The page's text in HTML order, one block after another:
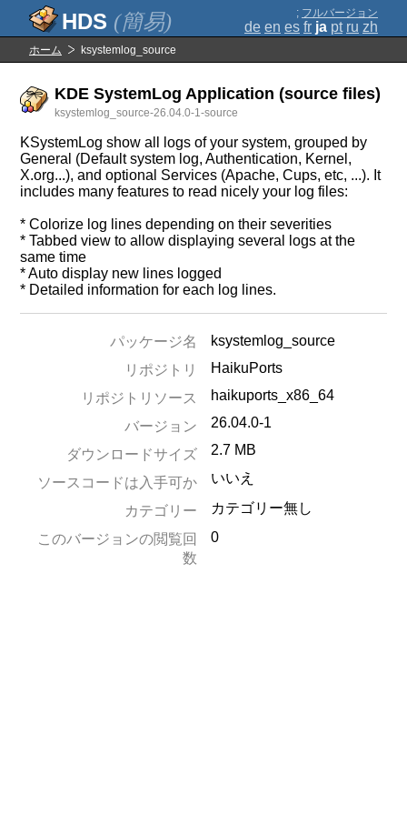
(簡易) ; フルバージョン
de en es fr ja pt ru zh
ホーム ksystemlog_source
KDE SystemLog Application (source files)
ksystemlog_source-26.04.0-1-source
KSystemLog show all logs of your system, grouped by
General (Default system log, Authentication, Kernel,
X.org...), and optional Services (Apache, Cups, etc, ...). It
includes many features to read nicely your log files:
* Colorize log lines depending on their severities
* Tabbed view to allow displaying several logs at the
same time
* Auto display new lines logged
* Detailed information for each log lines.
パッケージ名
ksystemlog_source
リポジトリ
HaikuPorts
リポジトリソース
haikuports_x86_64
バージョン
26.04.0-1
ダウンロードサイズ 2.7 MB
ソースコードは入手可か いいえ
カテゴリー
カテゴリー無し
このバージョンの閲覧回
数
0